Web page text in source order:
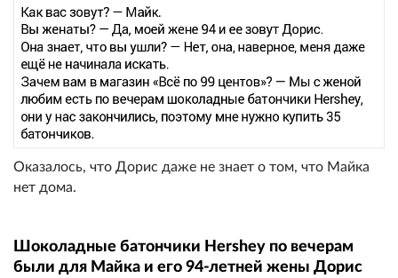
Оказалось, что Дорис даже не знает о том, что Майка
нет дома.
Шоколадные батончики Hershey по вечерам
были для Майка и его 94-летней жены Дорис